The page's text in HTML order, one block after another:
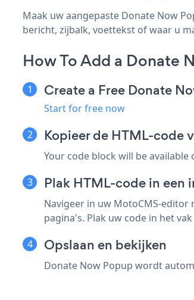
Maak uw aangepaste Donate Now
bericht, zijbalk, voettekst of waar u
How To Add a Donate
Create a Free Donate
Start for free now
Kopieer de HTML-code
Your code block will be
Plak HTML-code in
Navigeer in uw MotoCMS-
pagina's. Plak uw code in het
Opslaan en bekijken
Donate Now Popup wordt